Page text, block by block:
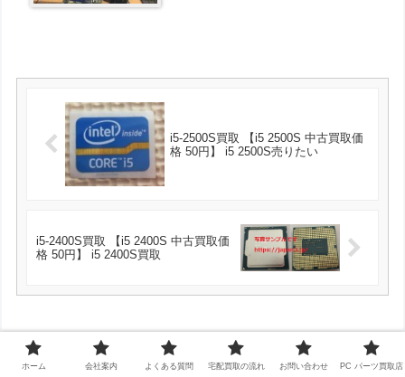
i5-2500S買取 【i5 2500S 中古買取価
格 50円】 i5 2500S売りたい
i5-2400S買取 【i5 2400S 中古買取価
格 50円】 i5 2400S買取
コメント
ホーム 会社案内 よくある質問 宅配買取の流れ お問い合わせ PC パーツ買取店